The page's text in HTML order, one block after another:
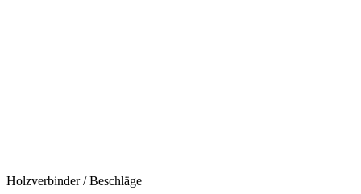
Holzverbinder / Beschläge